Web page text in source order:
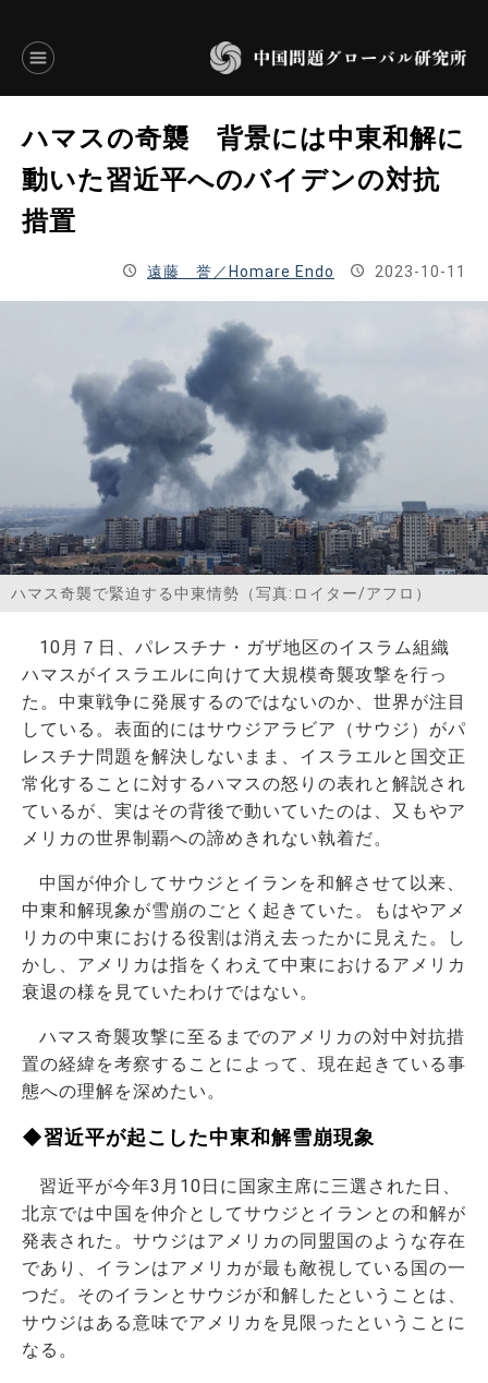
言語別アーカイブ
ENGLISH
JAPANESE
研究所概要
設立趣意書
お問い合わせ
ハマスの奇襲 背景には中東和解に
動いた習近平へのバイデンの対抗
措置
遠藤 誉／Homare Endo 2023-10-11
ハマス奇襲で緊迫する中東情勢（写真:ロイター/アフロ）
10月７日、パレスチナ・ガザ地区のイスラム組織
ハマスがイスラエルに向けて大規模奇襲攻撃を行っ
た。中東戦争に発展するのではないのか、世界が注目
している。表面的にはサウジアラビア（サウジ）がパ
レスチナ問題を解決しないまま、イスラエルと国交正
常化することに対するハマスの怒りの表れと解説され
ているが、実はその背後で動いていたのは、又もやア
メリカの世界制覇への諦めきれない執着だ。
中国が仲介してサウジとイランを和解させて以来、
中東和解現象が雪崩のごとく起きていた。もはやアメ
リカの中東における役割は消え去ったかに見えた。し
かし、アメリカは指をくわえて中東におけるアメリカ
衰退の様を見ていたわけではない。
ハマス奇襲攻撃に至るまでのアメリカの対中対抗措
置の経緯を考察することによって、現在起きている事
態への理解を深めたい。
◆習近平が起こした中東和解雪崩現象
習近平が今年3月10日に国家主席に三選された日、
北京では中国を仲介としてサウジとイランとの和解が
発表された。サウジはアメリカの同盟国のような存在
であり、イランはアメリカが最も敵視している国の一
つだ。そのイランとサウジが和解したということは、
サウジはある意味でアメリカを見限ったということに
なる。